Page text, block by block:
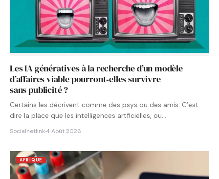
Les IA génératives à la recherche d’un modèle
d’affaires viable pourront‑elles survivre
sans publicité ?
Certains les décrivent comme des psys ou des amis. C’est
dire la place que les intelligences artficielles, ou…
Socialnetlink·4 Août 2026
AFRIQUE